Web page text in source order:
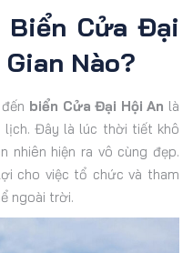
Biển Cửa Đại
Nào?
biển Cửa Đại Hội An là
Đây là lúc thời tiết khô
nhiên hiện ra vô cùng đẹp.
cho việc tổ chức và tham
ngoài trời.